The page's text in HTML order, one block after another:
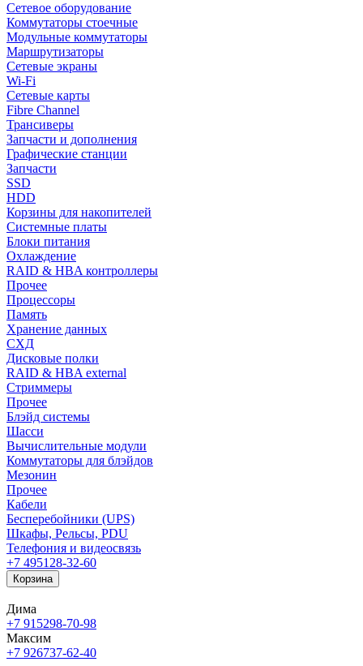
Сетевое оборудование
Коммутаторы стоечные
Модульные коммутаторы
Маршрутизаторы
Сетевые экраны
Wi-Fi
Сетевые карты
Fibre Channel
Трансиверы
Запчасти и дополнения
Графические станции
Запчасти
SSD
HDD
Корзины для накопителей
Системные платы
Блоки питания
Охлаждение
RAID & HBA контроллеры
Прочее
Процессоры
Память
Хранение данных
СХД
Дисковые полки
RAID & HBA external
Стриммеры
Прочее
Блэйд системы
Шасси
Вычислительные модули
Коммутаторы для блэйдов
Мезонин
Прочее
Кабели
Бесперебойники (UPS)
Шкафы, Рельсы, PDU
Телефония и видеосвязь
+7 495128-32-60
Корзина
Дима
+7 915298-70-98
Максим
+7 926737-62-40